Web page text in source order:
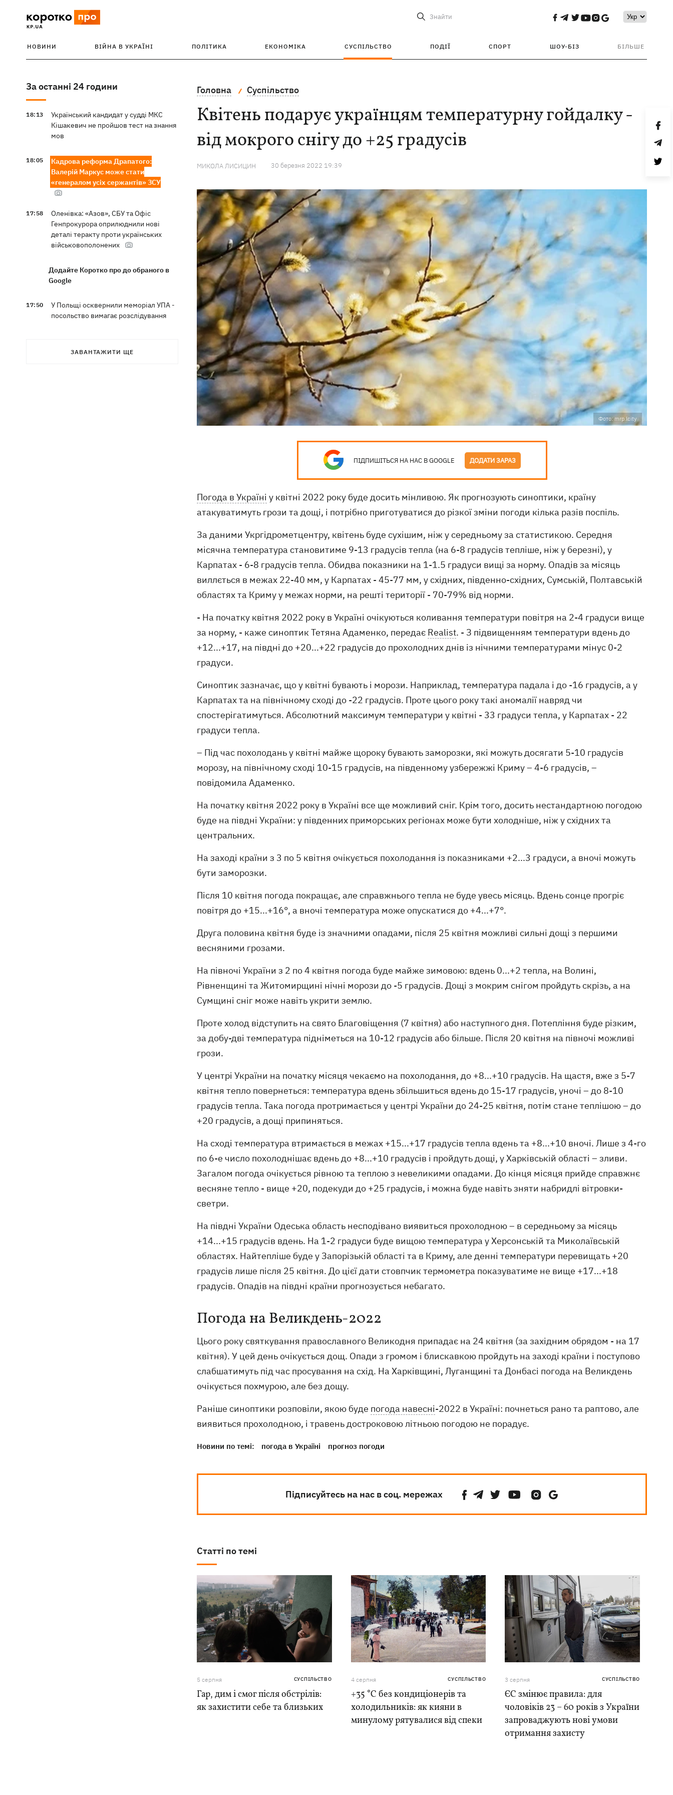
Знайти
НОВИНИ ВІЙНА В УКРАЇНІ ПОЛІТИКА ЕКОНОМІКА СУСПІЛЬСТВО ПОДІЇ СПОРТ ШОУ-БІЗ БІЛЬШЕ
За останні 24 години
18:13
Український кандидат у судді МКС
Кішакевич не пройшов тест на знання
мов
18:05
Кадрова реформа Драпатого:
Валерій Маркус може стати
«генералом усіх сержантів» ЗСУ
17:58
Оленівка: «Азов», СБУ та Офіс
Генпрокурора оприлюднили нові
деталі теракту проти українських
військовополонених
Додайте Коротко про до обраного в
Google
17:50
У Польщі осквернили меморіал УПА -
посольство вимагає розслідування
евакуювали людей – дві години вони
ЗАВАНТАЖИТИ ЩЕ
Головна Суспільство
Квітень подарує українцям температурну гойдалку -
від мокрого снігу до +25 градусів
МИКОЛА ЛИСИЦИН 30 березня 2022 19:39
Фото: mrp.lcity
ПІДПИШІТЬСЯ НА НАС В GOOGLE ДОДАТИ ЗАРАЗ
Погода в Україні у квітні 2022 року буде досить мінливою. Як прогнозують синоптики, країну
атакуватимуть грози та дощі, і потрібно приготуватися до різкої зміни погоди кілька разів поспіль.
За даними Укргідрометцентру, квітень буде сухішим, ніж у середньому за статистикою. Середня
місячна температура становитиме 9-13 градусів тепла (на 6-8 градусів тепліше, ніж у березні), у
Карпатах - 6-8 градусів тепла. Обидва показники на 1-1.5 градуси вищі за норму. Опадів за місяць
виллється в межах 22-40 мм, у Карпатах - 45-77 мм, у східних, південно-східних, Сумській, Полтавській
областях та Криму у межах норми, на решті території - 70-79% від норми.
- На початку квітня 2022 року в Україні очікуються коливання температури повітря на 2-4 градуси вище
за норму, - каже синоптик Тетяна Адаменко, передає Realist. - З підвищенням температури вдень до
+12...+17, на півдні до +20...+22 градусів до прохолодних днів із нічними температурами мінус 0-2
градуси.
Синоптик зазначає, що у квітні бувають і морози. Наприклад, температура падала і до -16 градусів, а у
Карпатах та на північному сході до -22 градусів. Проте цього року такі аномалії навряд чи
спостерігатимуться. Абсолютний максимум температури у квітні - 33 градуси тепла, у Карпатах - 22
градуси тепла.
– Під час похолодань у квітні майже щороку бувають заморозки, які можуть досягати 5-10 градусів
морозу, на північному сході 10-15 градусів, на південному узбережжі Криму – 4-6 градусів, –
повідомила Адаменко.
На початку квітня 2022 року в Україні все ще можливий сніг. Крім того, досить нестандартною погодою
буде на півдні України: у південних приморських регіонах може бути холодніше, ніж у східних та
центральних.
На заході країни з 3 по 5 квітня очікується похолодання із показниками +2...3 градуси, а вночі можуть
бути заморозки.
Після 10 квітня погода покращає, але справжнього тепла не буде увесь місяць. Вдень сонце прогріє
повітря до +15...+16°, а вночі температура може опускатися до +4...+7°.
Друга половина квітня буде із значними опадами, після 25 квітня можливі сильні дощі з першими
весняними грозами.
На півночі України з 2 по 4 квітня погода буде майже зимовою: вдень 0...+2 тепла, на Волині,
Рівненщині та Житомирщині нічні морози до -5 градусів. Дощі з мокрим снігом пройдуть скрізь, а на
Сумщині сніг може навіть укрити землю.
Проте холод відступить на свято Благовіщення (7 квітня) або наступного дня. Потепління буде різким,
за добу-дві температура підніметься на 10-12 градусів або більше. Після 20 квітня на півночі можливі
грози.
У центрі України на початку місяця чекаємо на похолодання, до +8...+10 градусів. На щастя, вже з 5-7
квітня тепло повернеться: температура вдень збільшиться вдень до 15-17 градусів, уночі – до 8-10
градусів тепла. Така погода протримається у центрі України до 24-25 квітня, потім стане теплішою – до
+20 градусів, а дощі припиняться.
На сході температура втримається в межах +15...+17 градусів тепла вдень та +8...+10 вночі. Лише з 4-го
по 6-е число похолоднішає вдень до +8...+10 градусів і пройдуть дощі, у Харківській області – зливи.
Загалом погода очікується рівною та теплою з невеликими опадами. До кінця місяця прийде справжнє
весняне тепло - вище +20, подекуди до +25 градусів, і можна буде навіть зняти набридлі вітровки-
светри.
На півдні України Одеська область несподівано виявиться прохолодною – в середньому за місяць
+14...+15 градусів вдень. На 1-2 градуси буде вищою температура у Херсонській та Миколаївській
областях. Найтепліше буде у Запорізькій області та в Криму, але денні температури перевищать +20
градусів лише після 25 квітня. До цієї дати стовпчик термометра показуватиме не вище +17...+18
градусів. Опадів на півдні країни прогнозується небагато.
Погода на Великдень-2022
Цього року святкування православного Великодня припадає на 24 квітня (за західним обрядом - на 17
квітня). У цей день очікується дощ. Опади з громом і блискавкою пройдуть на заході країни і поступово
слабшатимуть під час просування на схід. На Харківщині, Луганщині та Донбасі погода на Великдень
очікується похмурою, але без дощу.
Раніше синоптики розповіли, якою буде погода навесні-2022 в Україні: почнеться рано та раптово, але
виявиться прохолодною, і травень достроковою літньою погодою не порадує.
Новини по темі: погода в Україні прогноз погоди
Підписуйтесь на нас в соц. мережах
Статті по темі
5 серпня СУСПІЛЬСТВО
Гар, дим і смог після обстрілів:
як захистити себе та близьких
4 серпня СУСПІЛЬСТВО
+35 °C без кондиціонерів та
холодильників: як кияни в
минулому рятувалися від спеки
3 серпня СУСПІЛЬСТВО
ЄС змінює правила: для
чоловіків 23 – 60 років з України
запроваджують нові умови
отримання захисту